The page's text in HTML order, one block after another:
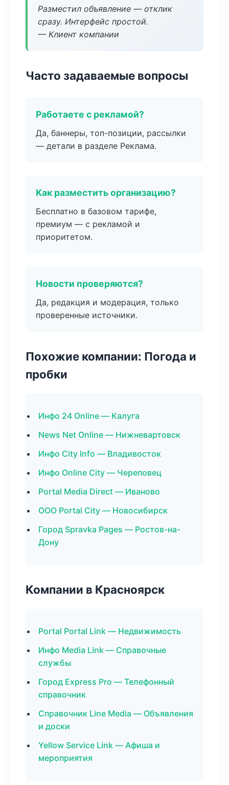
Разместил объявление — отклик
сразу. Интерфейс простой.
— Клиент компании
Часто задаваемые вопросы
Работаете с рекламой?
Да, баннеры, топ-позиции, рассылки
— детали в разделе Реклама.
Как разместить организацию?
Бесплатно в базовом тарифе,
премиум — с рекламой и
приоритетом.
Новости проверяются?
Да, редакция и модерация, только
проверенные источники.
Похожие компании: Погода и
пробки
Инфо 24 Online — Калуга
News Net Online — Нижневартовск
Инфо City Info — Владивосток
Инфо Online City — Череповец
Portal Media Direct — Иваново
ООО Portal City — Новосибирск
Город Spravka Pages — Ростов-на-
Дону
Компании в Красноярск
Portal Portal Link — Недвижимость
Инфо Media Link — Справочные
службы
Город Express Pro — Телефонный
справочник
Справочник Line Media — Объявления
и доски
Yellow Service Link — Афиша и
мероприятия